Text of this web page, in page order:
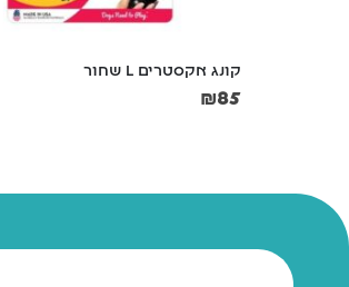
קונג אקסטרים L שחור
₪85